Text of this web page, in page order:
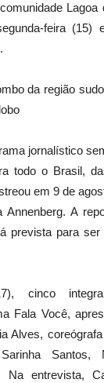
Lagoa
feira (15)
da região
jornalístico
todo o Brasil,
em 9 de
Annenberg. A
prevista para
cinco
Fala Você,
Alves,
Santos,
Na entrevista,